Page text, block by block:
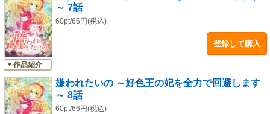
作品紹介
～ 7話
60pt/66円(税込)
登録して購入
嫌われたいの ～好色王の妃を全力で回避します
～ 8話
60pt/66円(税込)